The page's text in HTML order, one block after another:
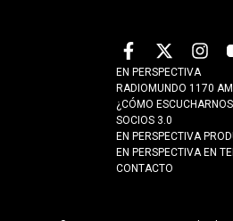
EN PERSPECTIVA
RADIOMUNDO 1170 AM
¿CÓMO
SOCIOS 3.0
EN PERSPECTIVA
EN PERSPECTIVA EN
CONTACTO